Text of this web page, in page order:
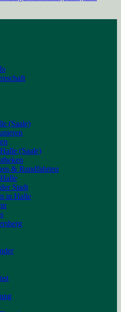
(Saale)
(Saale)
& Rundfahrten
Stadt
in Halle